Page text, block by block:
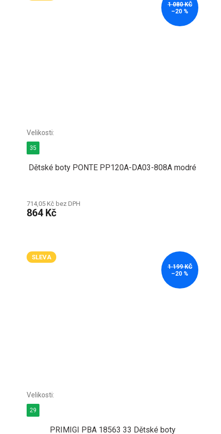
1 080 KČ
–20 %
Dětské boty PONTE PP120A-DA03-808A modré
714,05 Kč bez DPH
864 Kč
35
SLEVA
1 199 KČ
–20 %
PRIMIGI PBA 18563 33 Dětské boty
29